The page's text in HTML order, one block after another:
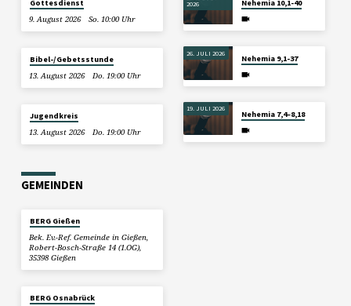
Gottesdienst
9. August 2026
So. 10:00 Uhr
Bibel-/Gebetsstunde
13. August 2026
Do. 19:00 Uhr
Jugendkreis
13. August 2026
Do. 19:00 Uhr
2026 Nehemia 10,1-40
26. JULI 2026
Nehemia 9,1-37
19. JULI 2026
Nehemia 7,4–8,18
GEMEINDEN
BERG Gießen
Bek. Ev.-Ref. Gemeinde in Gießen,
Robert-Bosch-Straße 14 (1.OG),
35398 Gießen
BERG Osnabrück